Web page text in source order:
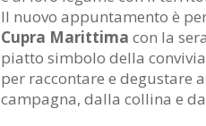
Il nuovo appuntamento è
Cupra Marittima con la
piatto simbolo della
per raccontare e degustare
campagna, dalla collina e